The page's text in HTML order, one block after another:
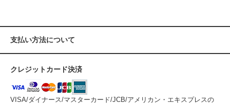
支払い方法について
クレジットカード決済
VISA/ダイナース/マスターカード/JCB/アメリカン・エキスプレスの